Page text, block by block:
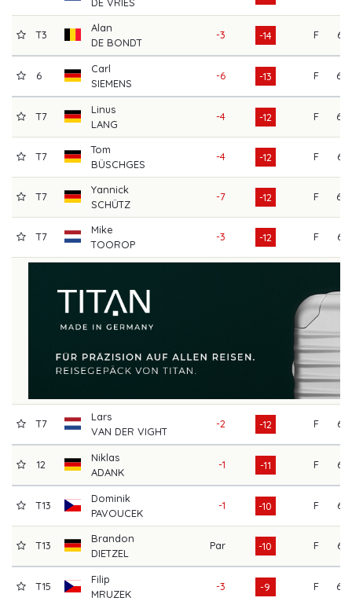
T3
Alan
DE BONDT
-3 -14 F 65
6
Carl
SIEMENS
-6 -13 F 69
T7
Linus
LANG
-4 -12 F 69
T7
Tom
BÜSCHGES
-4 -12 F 67
T7
Yannick
SCHÜTZ
-7 -12 F 68
T7
Mike
TOOROP
-3 -12 F 65
T7
Lars
VAN DER VIGHT
-2 -12 F 63
12
Niklas
ADANK
-1 -11 F 63
T13
Dominik
PAVOUCEK
-1 -10 F 65
T13
Brandon
DIETZEL
Par -10 F 66
T15
Filip
MRUZEK
-3 -9 F 68